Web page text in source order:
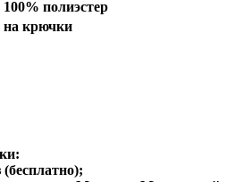
100% полиэстер
на крючки